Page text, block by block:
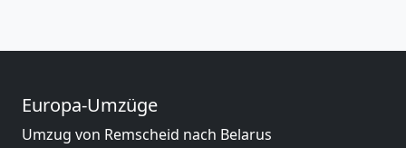
Europa-Umzüge
Umzug von Remscheid nach Belarus